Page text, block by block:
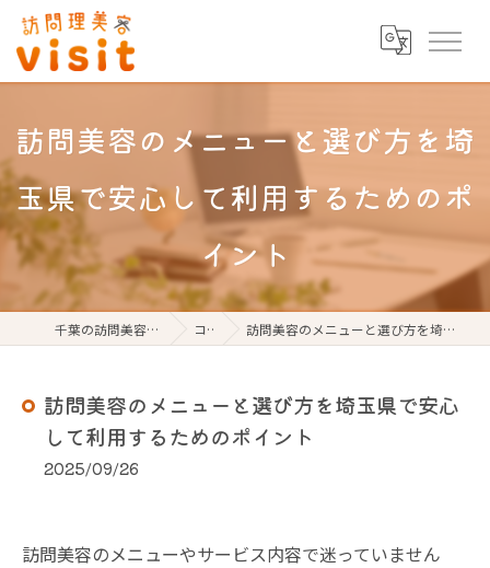
訪問美容のメニューと選び方を埼
玉県で安心して利用するためのポ
イント
千葉の訪問美容なら訪問理美容visit コラム 訪問美容のメニューと選び方を埼玉県で安心して利用するためのポイント
訪問美容のメニューと選び方を埼玉県で安心
して利用するためのポイント
2025/09/26
訪問美容のメニューやサービス内容で迷っていません